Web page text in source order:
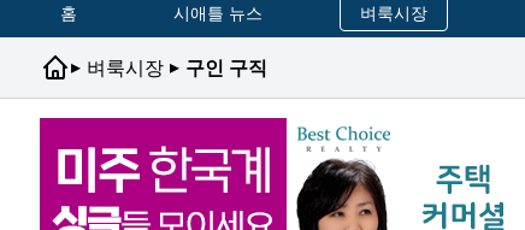
홈 시애틀 뉴스 벼룩시장
▸ 벼룩시장 ▸ 구인 구직